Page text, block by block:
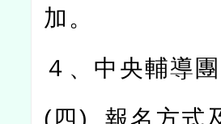
加。
４、中央輔導
(四)報名方式